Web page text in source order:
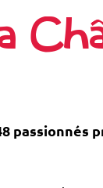
passionnés